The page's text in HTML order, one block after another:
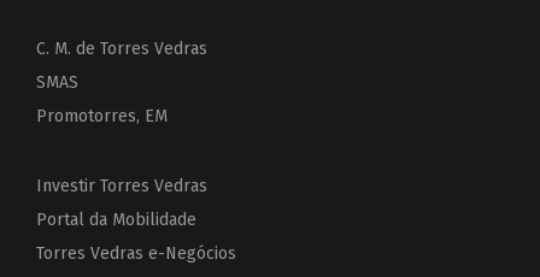
C. M. de Torres Vedras
SMAS
Promotorres, EM
Investir Torres Vedras
Portal da Mobilidade
Torres Vedras e-Negócios